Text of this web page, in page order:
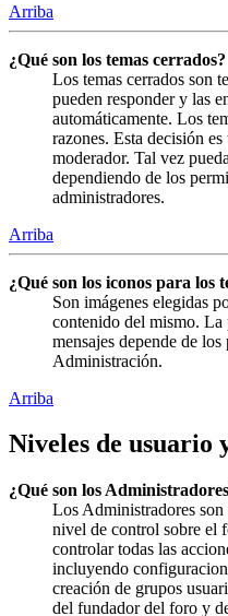
Arriba
¿Qué son los temas cerrados?
Los temas cerrados son
pueden responder y las
automáticamente. Los
razones. Esta decisión
moderador. Tal vez
dependiendo de los
administradores.
Arriba
¿Qué son los iconos para los
Son imágenes elegidas
contenido del mismo. La
mensajes depende de
Administración.
Arriba
Niveles de usuario
¿Qué son los
Los Administradores
nivel de control sobre el
controlar todas las
incluyendo
creación de grupos
del fundador del foro y